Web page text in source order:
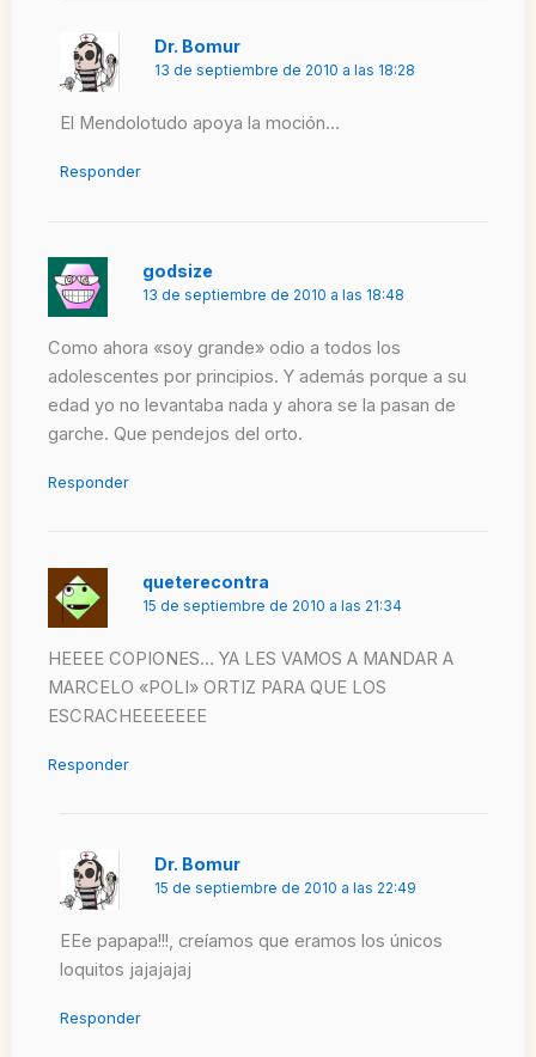
Dr. Bomur
13 de septiembre de 2010 a las 18:28
El Mendolotudo apoya la moción…
Responder
godsize
13 de septiembre de 2010 a las 18:48
Como ahora «soy grande» odio a todos los
adolescentes por principios. Y además porque a su
edad yo no levantaba nada y ahora se la pasan de
garche. Que pendejos del orto.
Responder
queterecontra
15 de septiembre de 2010 a las 21:34
HEEEE COPIONES… YA LES VAMOS A MANDAR A
MARCELO «POLI» ORTIZ PARA QUE LOS
ESCRACHEEEEEEE
Responder
Dr. Bomur
15 de septiembre de 2010 a las 22:49
EEe papapa!!!, creíamos que eramos los únicos
loquitos jajajajaj
Responder